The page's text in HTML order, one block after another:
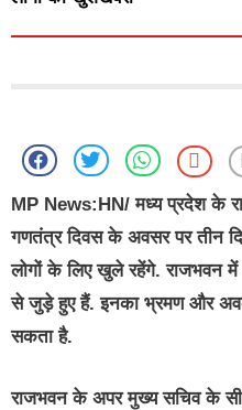
MP News:HN/ मध्य प्रदेश के
गणतंत्र दिवस के अवसर पर तीन
लोगों के लिए खुले रहेंगे. राजभवन में
से जुड़े हुए हैं. इनका भ्रमण और
सकता है.
राजभवन के अपर मुख्य सचिव के सी